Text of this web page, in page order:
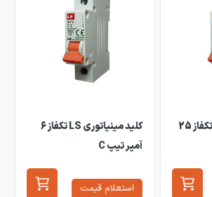
کلید مینیاتوری LS تکفاز 25
کلید مینیاتوری LS تکفاز 6
آمپر تیپ C
استعلام قیمت